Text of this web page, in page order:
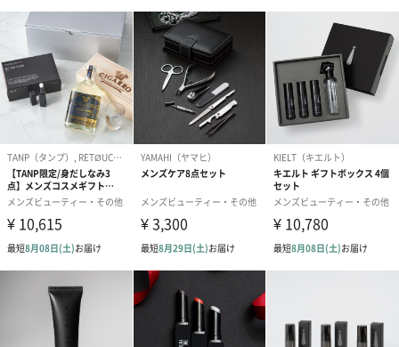
ダンボール装飾（ひま
わり）（720円）
ダンボール装飾（チュ
ーリップ）（720円）
ダンボール装
イトピンク×
ト）（580円）
紙袋
お渡し用の紙袋です。